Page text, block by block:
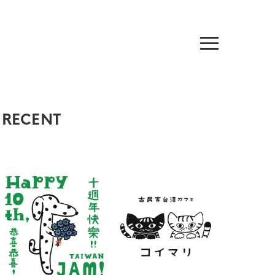
RECENT